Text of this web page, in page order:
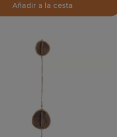
Añadir a la cesta